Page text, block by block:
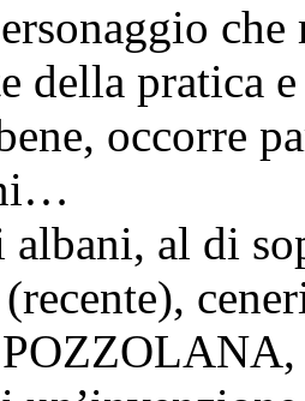
della pratica
occorre
albani, al di